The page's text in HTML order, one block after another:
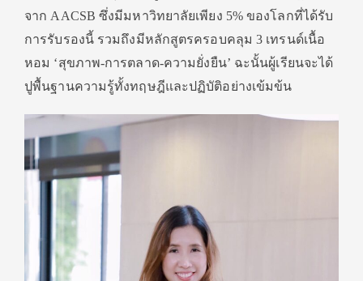
จาก AACSB ซึ่งมีมหาวิทยาลัยเพียง 5% ของโลกที่ได้รับ
การรับรองนี้ รวมถึงมีหลักสูตรครอบคลุม 3 เทรนด์เนื้อ
หอม ‘สุขภาพ-การตลาด-ความยั่งยืน’ ฉะนั้นผู้เรียนจะได้
ปูพื้นฐานความรู้ทั้งทฤษฎีและปฏิบัติอย่างเข้มข้น